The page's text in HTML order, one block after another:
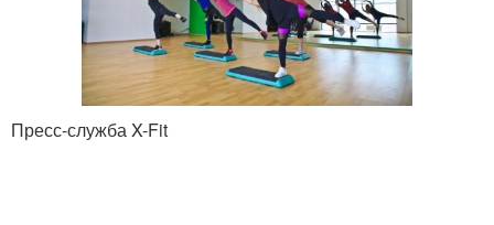
Пресс-служба X-Fit